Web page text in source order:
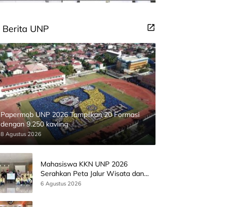
Berita UNP
Papermob UNP 2026 Tampilkan 20 Formasi
dengan 9.250 kavling
8 Agustus 2026
Mahasiswa KKN UNP 2026
Serahkan Peta Jalur Wisata dan
Peta Administrasi Nagari
6 Agustus 2026